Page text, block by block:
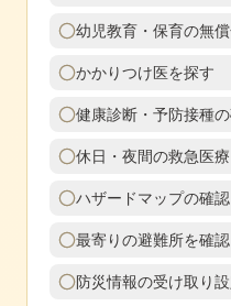
幼児教育・保育の無
かかりつけ医を探す
健康診断・予防接種
休日・夜間の救急医療
ハザードマップの確認
最寄りの避難所を確認
防災情報の受け取り